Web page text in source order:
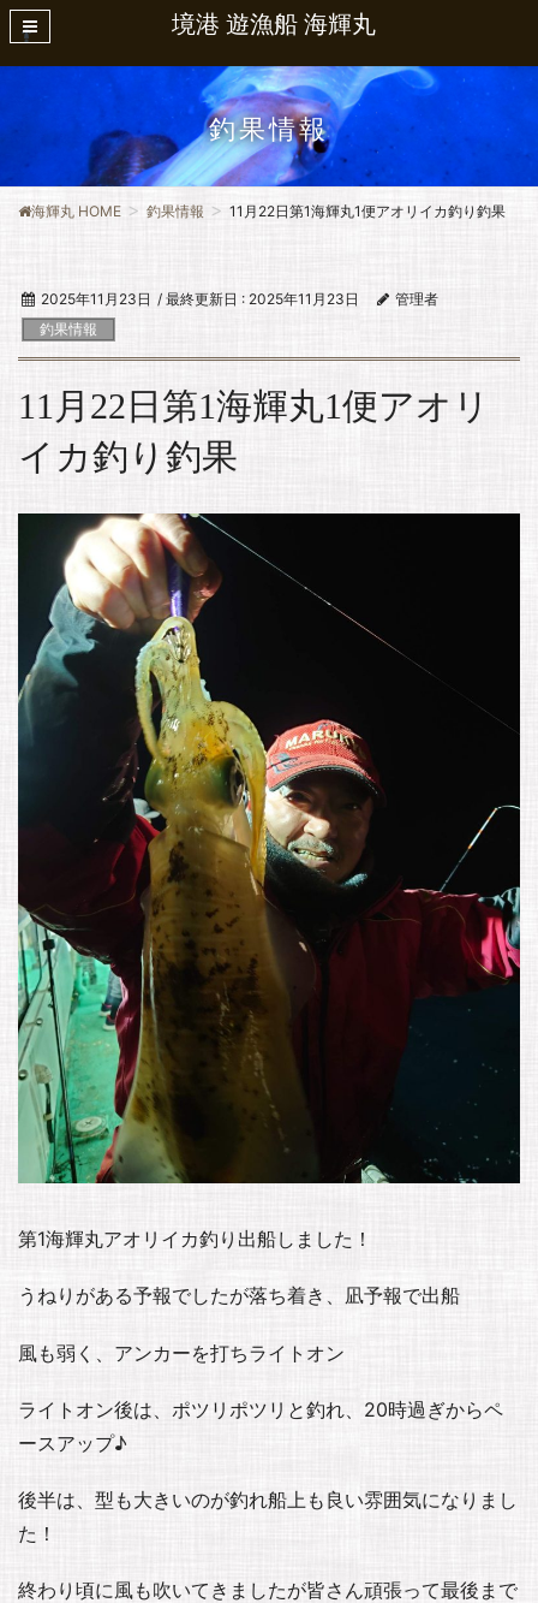
境港 遊漁船 海輝丸
釣果情報
海輝丸 HOME 釣果情報 11月22日第1海輝丸1便アオリイカ釣り釣果
2025年11月23日 / 最終更新日 : 2025年11月23日
管理者
釣果情報
11月22日第1海輝丸1便アオリ
イカ釣り釣果
第1海輝丸アオリイカ釣り出船しました！
うねりがある予報でしたが落ち着き、凪予報で出船
風も弱く、アンカーを打ちライトオン
ライトオン後は、ポツリポツリと釣れ、20時過ぎからペ
ースアップ♪
後半は、型も大きいのが釣れ船上も良い雰囲気になりまし
た！
終わり頃に風も吹いてきましたが皆さん頑張って最後まで